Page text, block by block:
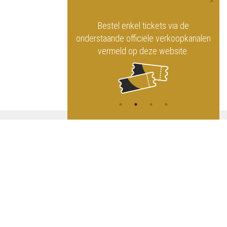
Bestel enkel tickets via de
onderstaande officiële verkoopkanalen
vermeld op deze website.